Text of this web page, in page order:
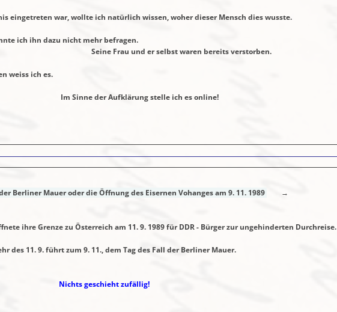
war, wollte ich natürlich wissen, woher dieser Mensch dies wusste.
nicht mehr befragen.
er selbst waren bereits verstorben.
ich es.
stelle ich es online!
Berliner Mauer oder die Öffnung des Eisernen Vohanges am 9. 11. 1989 →
ihre Grenze zu Österreich am 11. 9. 1989 für DDR - Bürger zur ungehinderten Durchreise.
zum 9. 11., dem Tag des Fall der Berliner Mauer.
Nichts geschieht zufällig!